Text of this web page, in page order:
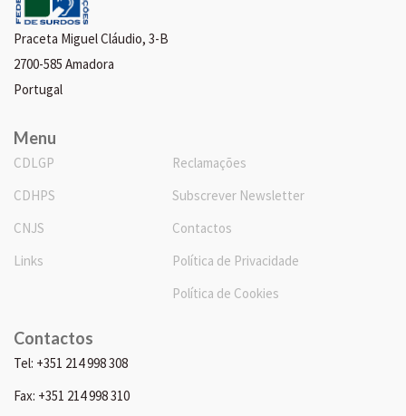
Praceta Miguel Cláudio, 3-B
2700-585 Amadora
Portugal
Menu
CDLGP
CDHPS
CNJS
Links
Reclamações
Subscrever Newsletter
Contactos
Política de Privacidade
Política de Cookies
Contactos
Tel: +351 214 998 308
Fax: +351 214 998 310